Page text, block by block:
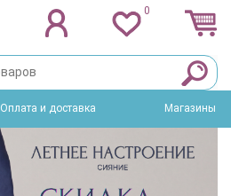
0
Оплата и доставка Магазины